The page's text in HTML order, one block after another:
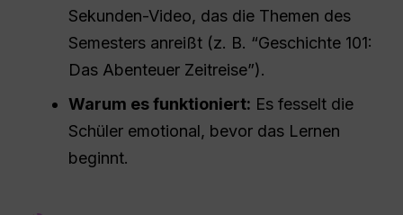
Sekunden-Video, das die Themen des
Semesters anreißt (z. B. “Geschichte 101:
Das Abenteuer Zeitreise”).
Warum es funktioniert: Es fesselt die
Schüler emotional, bevor das Lernen
beginnt.